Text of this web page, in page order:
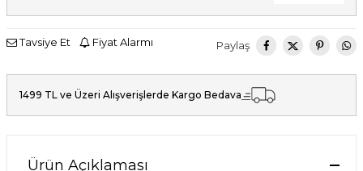
Tavsiye Et Fiyat Alarmı Paylaş
1499 TL ve Üzeri Alışverişlerde Kargo Bedava
Ürün Açıklaması